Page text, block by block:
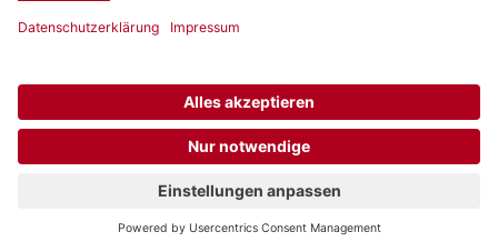
Newsletter abonnieren